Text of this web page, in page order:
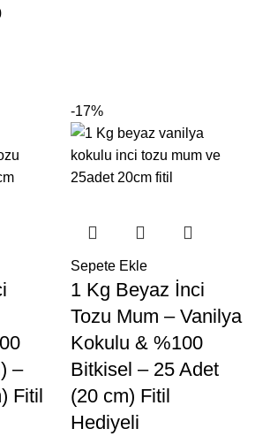
–
Fitil
-17%
Sepete Ekle
1 Kg Beyaz İnci
Tozu Mum – Vanilya
Kokulu & %100
Bitkisel – 25 Adet
(20 cm) Fitil
Hediyeli